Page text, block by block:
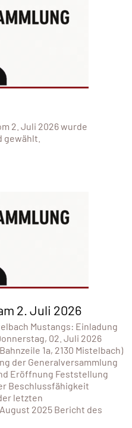
2. Juli 2026 wurde
gewählt.
2. Juli 2026
Mustangs: Einladung
02. Juli 2026
1a, 2130 Mistelbach)
der Generalversammlung
Eröffnung Feststellung
Beschlussfähigkeit
letzten
2025 Bericht des